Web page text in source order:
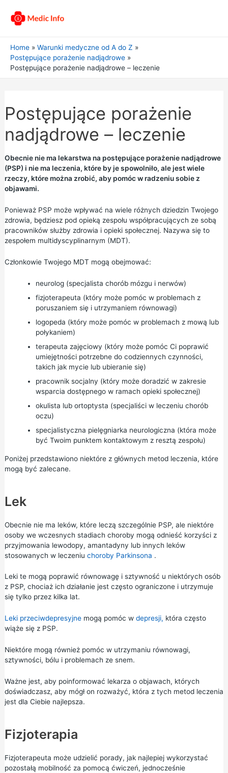
Home
Warunki medyczne od A do Z
Postępujące porażenie nadjądrowe
Postępujące porażenie nadjądrowe – leczenie
Postępujące porażenie
nadjądrowe – leczenie
Obecnie nie ma lekarstwa na postępujące porażenie nadjądrowe
(PSP) i nie ma leczenia, które by je spowolniło, ale jest wiele
rzeczy, które można zrobić, aby pomóc w radzeniu sobie z
objawami.
Ponieważ PSP może wpływać na wiele różnych dziedzin Twojego
zdrowia, będziesz pod opieką zespołu współpracujących ze sobą
pracowników służby zdrowia i opieki społecznej. Nazywa się to
zespołem multidyscyplinarnym (MDT).
Członkowie Twojego MDT mogą obejmować:
neurolog (specjalista chorób mózgu i nerwów)
fizjoterapeuta (który może pomóc w problemach z
poruszaniem się i utrzymaniem równowagi)
logopeda (który może pomóc w problemach z mową lub
połykaniem)
terapeuta zajęciowy (który może pomóc Ci poprawić
umiejętności potrzebne do codziennych czynności,
takich jak mycie lub ubieranie się)
pracownik socjalny (który może doradzić w zakresie
wsparcia dostępnego w ramach opieki społecznej)
okulista lub ortoptysta (specjaliści w leczeniu chorób
oczu)
specjalistyczna pielęgniarka neurologiczna (która może
być Twoim punktem kontaktowym z resztą zespołu)
Poniżej przedstawiono niektóre z głównych metod leczenia, które
mogą być zalecane.
Lek
Obecnie nie ma leków, które leczą szczególnie PSP, ale niektóre
osoby we wczesnych stadiach choroby mogą odnieść korzyści z
przyjmowania lewodopy, amantadyny lub innych leków
stosowanych w leczeniu choroby Parkinsona .
Leki te mogą poprawić równowagę i sztywność u niektórych osób
z PSP, chociaż ich działanie jest często ograniczone i utrzymuje
się tylko przez kilka lat.
Leki przeciwdepresyjnemogą pomóc w depresji, która często
wiąże się z PSP.
Niektóre mogą również pomóc w utrzymaniu równowagi,
sztywności, bólu i problemach ze snem.
Ważne jest, aby poinformować lekarza o objawach, których
doświadczasz, aby mógł on rozważyć, która z tych metod leczenia
jest dla Ciebie najlepsza.
Fizjoterapia
Fizjoterapeuta może udzielić porady, jak najlepiej wykorzystać
pozostałą mobilność za pomocą ćwiczeń, jednocześnie